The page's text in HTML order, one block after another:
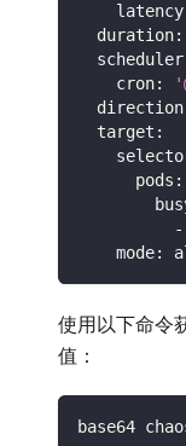
latency
duration:
scheduler
cron:
direction
target :
pods :
-
mode:
使用以下命令
值：
base64